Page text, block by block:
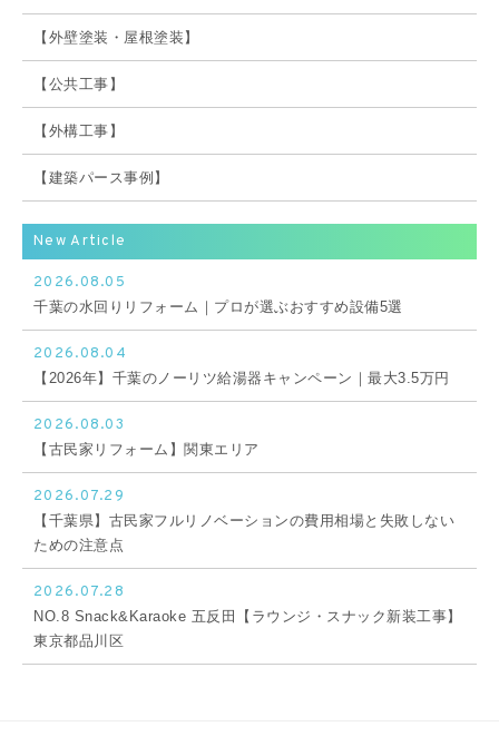
【外壁塗装・屋根塗装】
【公共工事】
【外構工事】
【建築パース事例】
New Article
2026.08.05
千葉の水回りリフォーム｜プロが選ぶおすすめ設備5選
2026.08.04
【2026年】千葉のノーリツ給湯器キャンペーン｜最大3.5万円
2026.08.03
【古民家リフォーム】関東エリア
2026.07.29
【千葉県】古民家フルリノベーションの費用相場と失敗しない
ための注意点
2026.07.28
NO.8 Snack&Karaoke 五反田【ラウンジ・スナック新装工事】
東京都品川区